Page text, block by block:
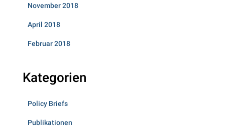
November 2018
April 2018
Februar 2018
Kategorien
Policy Briefs
Publikationen